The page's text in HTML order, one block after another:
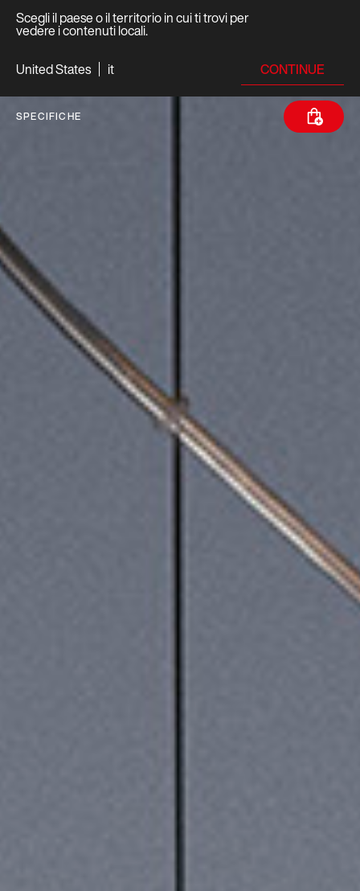
Scegli il paese o il territorio in cui ti trovi per
vedere i contenuti locali.
United States
it CONTINUE
SPECIFICHE